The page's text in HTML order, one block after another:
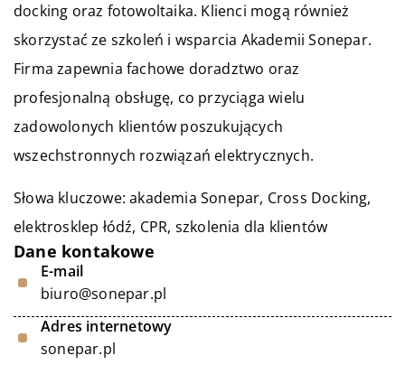
docking oraz fotowoltaika. Klienci mogą również
skorzystać ze szkoleń i wsparcia Akademii Sonepar.
Firma zapewnia fachowe doradztwo oraz
profesjonalną obsługę, co przyciąga wielu
zadowolonych klientów poszukujących
wszechstronnych rozwiązań elektrycznych.
Słowa kluczowe: akademia Sonepar, Cross Docking,
elektrosklep łódź, CPR, szkolenia dla klientów
Dane kontakowe
E-mail
biuro@sonepar.pl
Adres internetowy
sonepar.pl